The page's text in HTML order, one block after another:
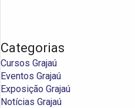
Categorias
Cursos Grajaú
Eventos Grajaú
Exposição Grajaú
Notícias Grajaú